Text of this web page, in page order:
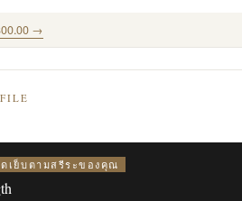
→
เย็บตามสรีระของคุณ